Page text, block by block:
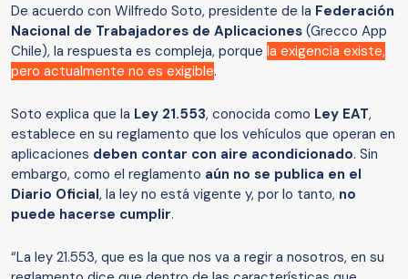
De acuerdo con Wilfredo Soto, presidente de la Federación
Nacional de Trabajadores de Aplicaciones (Grecco App
Chile), la respuesta es compleja, porque la exigencia existe,
pero actualmente no es exigible.
Soto explica que la Ley 21.553, conocida como Ley EAT,
establece en su reglamento que los vehículos que operan en
aplicaciones deben contar con aire acondicionado. Sin
embargo, como el reglamento aún no se publica en el
Diario Oficial, la ley no está vigente y, por lo tanto, no
puede hacerse cumplir.
“La ley 21.553, que es la que nos va a regir a nosotros, en su